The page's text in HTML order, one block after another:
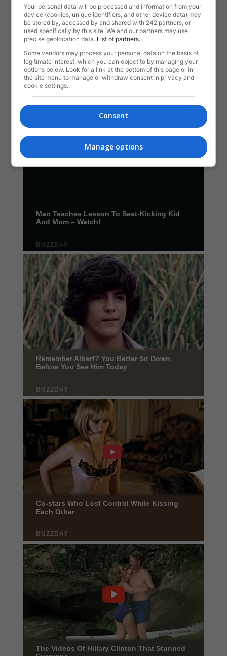
Your personal data will be processed and information from your
device (cookies, unique identifiers, and other device data) may
be stored by, accessed by and shared with 242 partners, or
used specifically by this site. We and our partners may use
precise geolocation data. List of partners.
Some vendors may process your personal data on the basis of
legitimate interest, which you can object to by managing your
options below. Look for a link at the bottom of this page or in
the site menu to manage or withdraw consent in privacy and
cookie settings.
Consent
Manage options